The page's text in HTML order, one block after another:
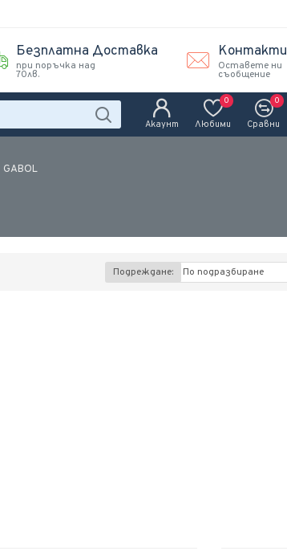
Безплатна Доставка
при поръчка над
70лв.
Контакти
Оставете ни
съобщение
Акаунт Любими
0
Сравни
0
GABOL
Подреждане: